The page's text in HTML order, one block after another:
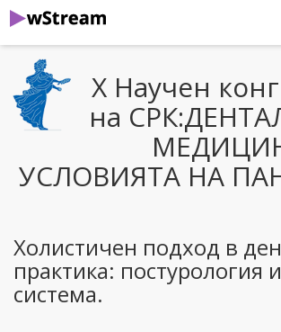
Х Научен
на
УСЛОВИЯТА НА
Холистичен подход в
практика: постурология
система.